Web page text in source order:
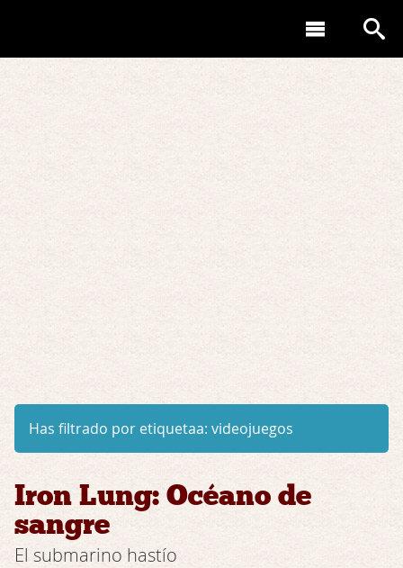
Has filtrado por etiquetaa: videojuegos
Iron Lung: Océano de
sangre
El submarino hastío